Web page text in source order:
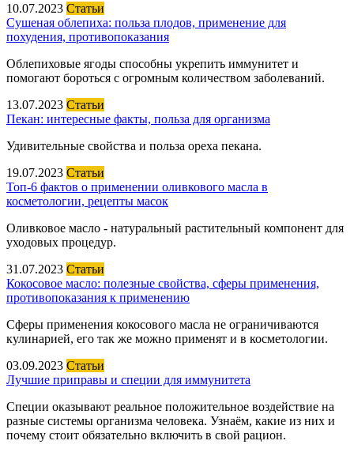
10.07.2023 Статьи
Сушеная облепиха: польза плодов, применение для
похудения, противопоказания
Облепиховые ягоды способны укрепить иммунитет и
помогают бороться с огромным количеством заболеваний.
13.07.2023 Статьи
Пекан: интересные факты, польза для организма
Удивительные свойства и польза ореха пекана.
19.07.2023 Статьи
Топ-6 фактов о применении оливкового масла в
косметологии, рецепты масок
Оливковое масло - натуральный растительный компонент для
уходовых процедур.
31.07.2023 Статьи
Кокосовое масло: полезные свойства, сферы применения,
противопоказания к применению
Сферы применения кокосового масла не ограничиваются
кулинарией, его так же можно применят и в косметологии.
03.09.2023 Статьи
Лучшие приправы и специи для иммунитета
Специи оказывают реальное положительное воздействие на
разные системы организма человека. Узнаём, какие из них и
почему стоит обязательно включить в свой рацион.